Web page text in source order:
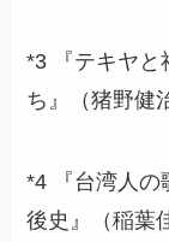
*3 『テキヤ
ち』（猪野健
*4 『台湾人
後史』（稲葉